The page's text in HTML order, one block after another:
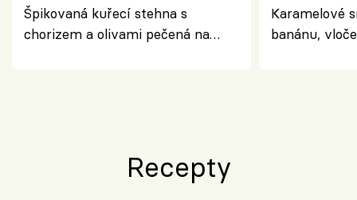
Špikovaná kuřecí stehna s
chorizem a olivami pečená na
Karamelové
banánu,
Recepty